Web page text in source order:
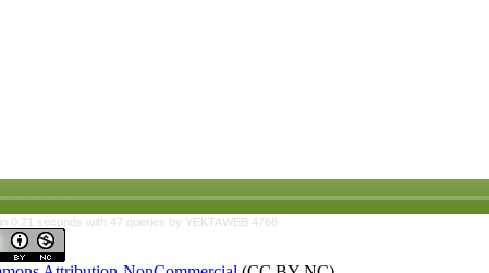
0.21 seconds with 47 queries by YEKTAWEB 4766